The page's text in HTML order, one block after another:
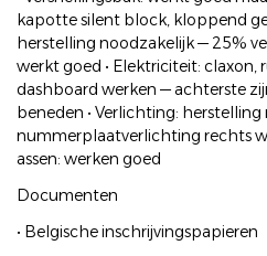
kapotte silent block, kloppend
herstelling noodzakelijk — 25%
werkt goed • Elektriciteit: claxon,
dashboard werken — achterste
beneden • Verlichting:
nummerplaatverlichting rechts
assen: werken goed
Documenten
• Belgische inschrijvingspapieren